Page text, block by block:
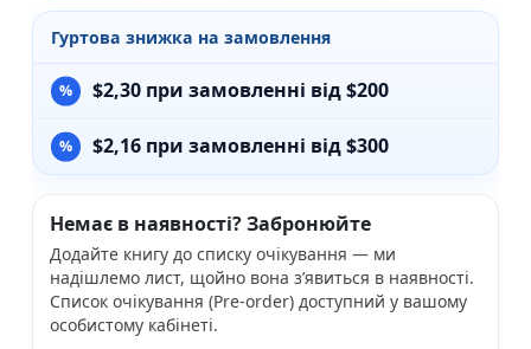
Гуртова знижка на замовлення
$2,30 при замовленні від $200
$2,16 при замовленні від $300
Немає в наявності? Забронюйте
Додайте книгу до списку очікування — ми
надішлемо лист, щойно вона з’явиться в наявності.
Список очікування (Pre-order) доступний у вашому
особистому кабінеті.